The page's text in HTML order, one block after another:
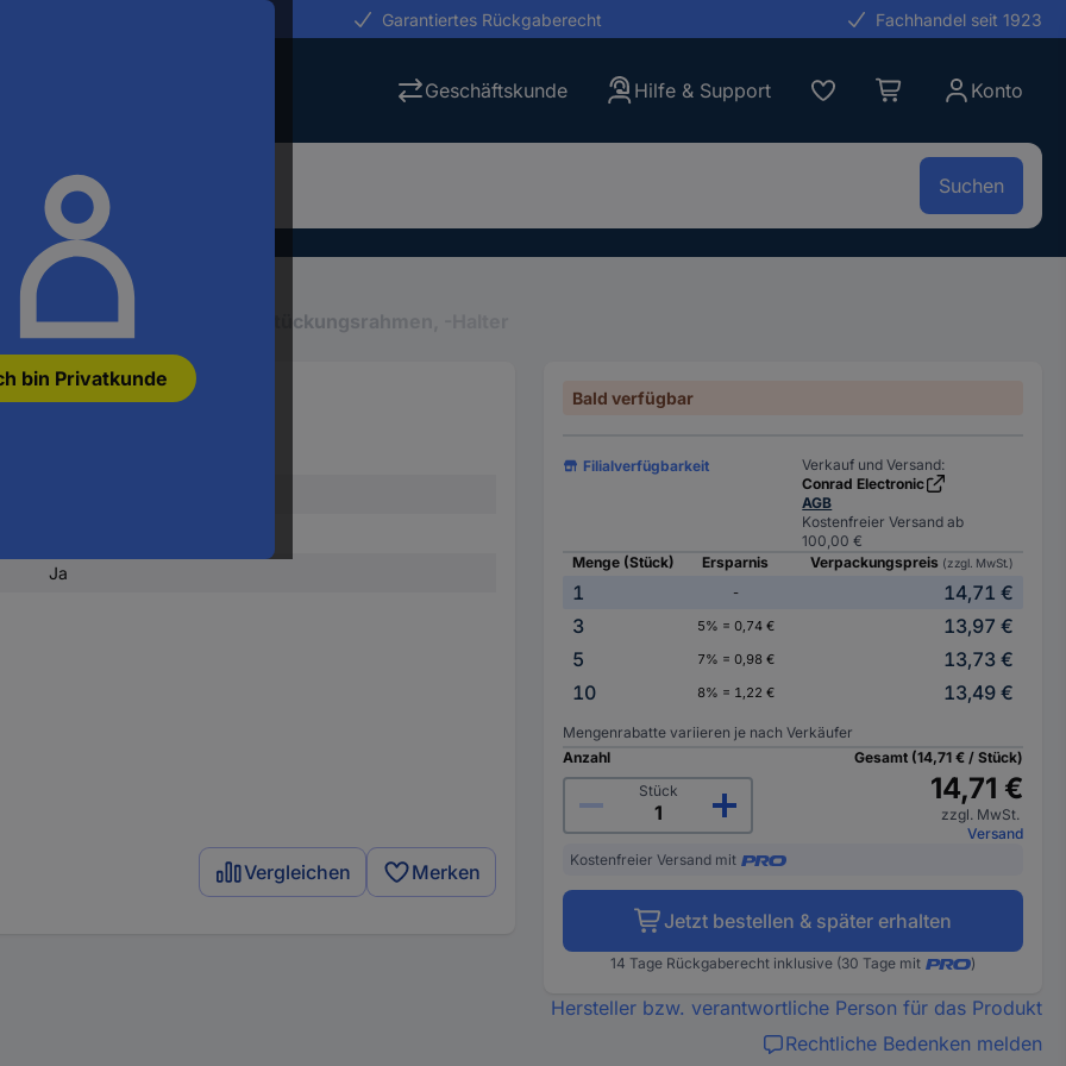
bin Privatkunde
Garantiertes Rückgaberecht Fachhandel seit 1923
Geschäftskunde Hilfe & Support Konto
Suchen
Zubehör Platinen-Bestückungsrahmen, -Halter
Ja
Vergleichen Merken
Bald verfügbar
Filialverfügbarkeit
Verkauf und Versand:
Conrad Electronic
AGB
Kostenfreier Versand ab
100,00 €
Menge (Stück)
Ersparnis Verpackungspreis (zzgl. MwSt.)
1 -
14,71 €
3
5% = 0,74 €
13,97 €
5
7% = 0,98 €
13,73 €
10
8% = 1,22 € 13,49 €
Mengenrabatte variieren je nach Verkäufer
Anzahl
Stück
Gesamt (14,71 € / Stück)
14,71 €
zzgl. MwSt.
Versand
Kostenfreier Versand mit
Jetzt bestellen & später erhalten
14 Tage Rückgaberecht inklusive (30 Tage mit )
Hersteller bzw. verantwortliche Person für das Produkt
Rechtliche Bedenken melden